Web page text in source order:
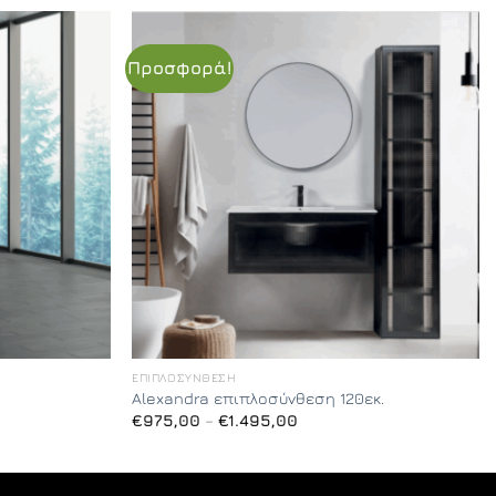
Προσφορά!
ΕΠΙΠΛΟΣΎΝΘΕΣΗ
Alexandra επιπλοσύνθεση 120εκ.
€975,00 – €1.495,00